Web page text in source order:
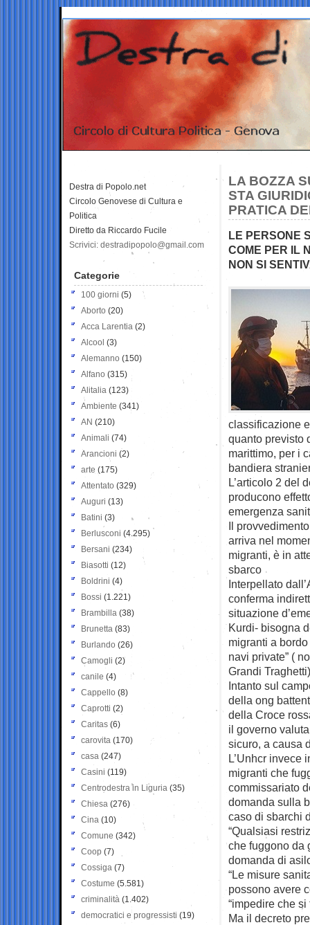
LA BOZZA
STA
PRATICA
LE PERSONE
COME PER IL
NON SI
classificazione
quanto previsto
marittimo, per i
bandiera
L’articolo 2 del
producono
emergenza
Il
arriva nel
migranti, è in
sbarco
Interpellato
conferma
situazione
Kurdi- bisogna
migranti a
navi private” (
Grandi
Intanto sul
della ong
della Croce
il governo
sicuro, a causa
L’Unhcr invece
migranti che
commissariato
domanda sulla
caso di sbarchi
“Qualsiasi
che fuggono da
domanda di
“Le misure
possono avere
“impedire che
Ma il decreto
Destra di Popolo.net
Circolo Genovese di Cultura e
Politica
Diretto da Riccardo Fucile
Scrivici: destradipopolo@gmail.com
Categorie
100 giorni (5)
Aborto (20)
Acca Larentia (2)
Alcool (3)
Alemanno (150)
Alfano (315)
Alitalia (123)
Ambiente (341)
AN (210)
Animali (74)
Arancioni (2)
arte (175)
Attentato (329)
Auguri (13)
Batini (3)
Berlusconi (4.295)
Bersani (234)
Biasotti (12)
Boldrini (4)
Bossi (1.221)
Brambilla (38)
Brunetta (83)
Burlando (26)
Camogli (2)
canile (4)
Cappello (8)
Caprotti (2)
Caritas (6)
carovita (170)
casa (247)
Casini (119)
Centrodestra in Liguria (35)
Chiesa (276)
Cina (10)
Comune (342)
Coop (7)
Cossiga (7)
Costume (5.581)
criminalità (1.402)
democratici e progressisti (19)